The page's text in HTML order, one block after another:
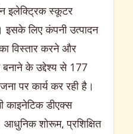
इलेक्ट्रिक स्कूटर
इसके लिए कंपनी उत्पादन
विस्तार करने और
के उद्देश्य से 177
पर कार्य कर रही है।
काइनेटिक डीएक्स
शोरूम, प्रशिक्षित